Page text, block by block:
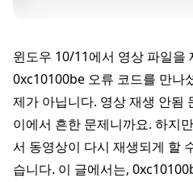
윈도우 10/11에서 영상 파일을
0xc10100be 오류 코드를 만나
제가 아닙니다. 영상 재생 안됨
이에서 흔한 문제니까요. 하지
서 동영상이 다시 재생되게 할
습니다. 이 글에서는,